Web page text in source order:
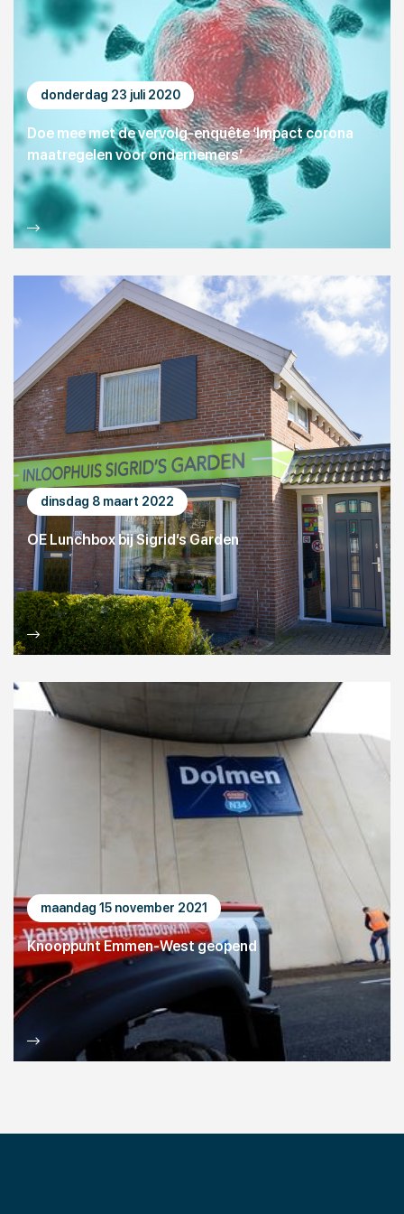
donderdag 23 juli 2020
Doe mee met de vervolg-enquête ‘Impact corona
maatregelen voor ondernemers’
dinsdag 8 maart 2022
OE Lunchbox bij Sigrid’s Garden
maandag 15 november 2021
Knooppunt Emmen-West geopend